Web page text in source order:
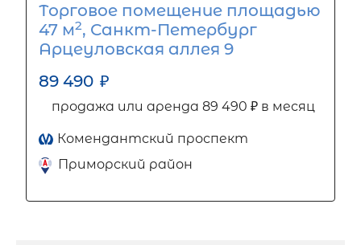
Торговое помещение площадью
47 м2, Санкт-Петербург
Арцеуловская аллея 9
89 490 ₽
продажа или аренда 89 490 ₽ в месяц
Комендантский проспект
Приморский район